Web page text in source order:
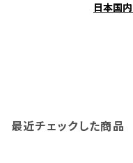
日本国
最近チェックした商品